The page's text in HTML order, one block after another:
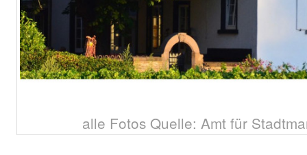
alle Fotos Quelle: Amt für